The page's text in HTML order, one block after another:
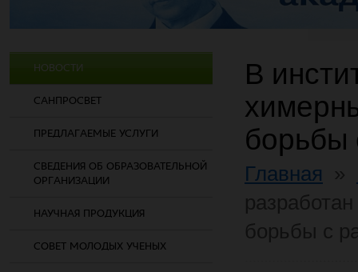
НОВОСТИ
САНПРОСВЕТ
ПРЕДЛАГАЕМЫЕ УСЛУГИ
СВЕДЕНИЯ ОБ ОБРАЗОВАТЕЛЬНОЙ
ОРГАНИЗАЦИИ
НАУЧНАЯ ПРОДУКЦИЯ
СОВЕТ МОЛОДЫХ УЧЕНЫХ
В
борьбы
Главная